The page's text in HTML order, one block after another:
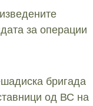
за операции
бригада
од ВС на